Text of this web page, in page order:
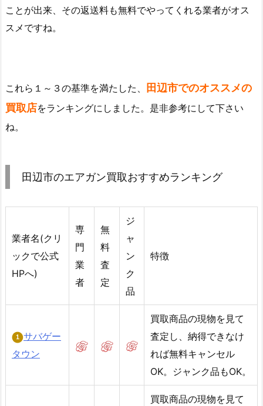
ことが出来、その返送料も無料でやってくれる業者がオス
スメですね。
これら１～３の基準を満たした、
田辺市でのオススメの
買取店をランキングにしました。是非参考にして下さい
ね。
田辺市のエアガン買取おすすめランキング
業者名(クリ
ックで公式
HPへ)
専
門
業
者
無
料
査
定
ジ
ャ
ン
ク
品
特徴
サバゲー
タウン
買取商品の現物を見て
査定し、納得できなけ
れば無料キャンセル
OK。ジャンク品もOK。
買取商品の現物を見て